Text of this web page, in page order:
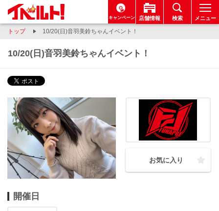
キャンペーン 店舗情報 検索 メニュー
トップ 10/20(日)音羽美鈴ちゃんイベント！
10/20(日)音羽美鈴ちゃんイベント！
お気に入り
開催日